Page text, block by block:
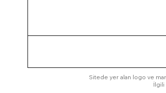
Sitede yer alan logo ve
İlgili